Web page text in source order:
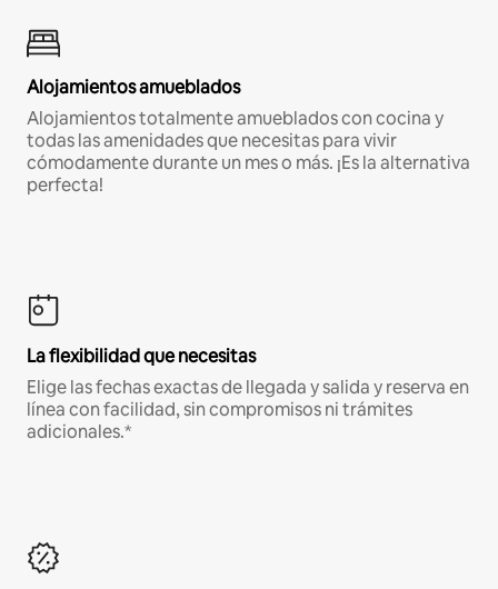
Alojamientos amueblados
Alojamientos totalmente amueblados con cocina y
todas las amenidades que necesitas para vivir
cómodamente durante un mes o más. ¡Es la alternativa
perfecta!
La flexibilidad que necesitas
Elige las fechas exactas de llegada y salida y reserva en
línea con facilidad, sin compromisos ni trámites
adicionales.*